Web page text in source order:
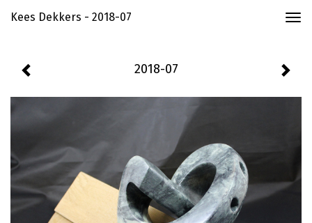
Kees Dekkers - 2018-07
2018-07